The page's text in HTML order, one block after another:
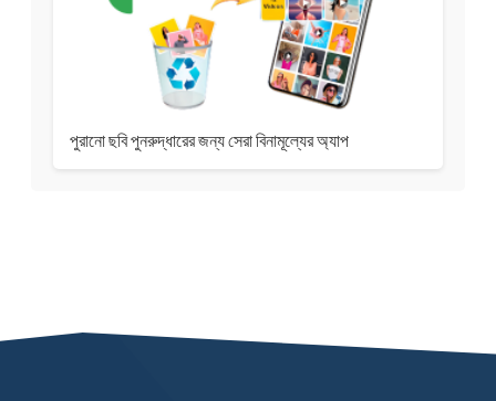
পুরানো ছবি পুনরুদ্ধারের জন্য সেরা বিনামূল্যের অ্যাপ